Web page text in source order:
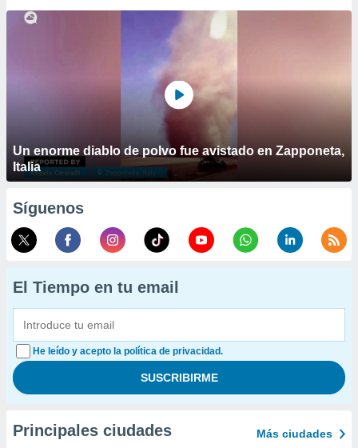
Un enorme diablo de polvo fue avistado en Zapponeta,
Italia
Síguenos
El Tiempo en tu email
He leído y acepto la política de privacidad.
Principales ciudades Más ciudades